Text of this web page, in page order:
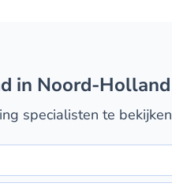
in Noord-Holland
specialisten te bekijken